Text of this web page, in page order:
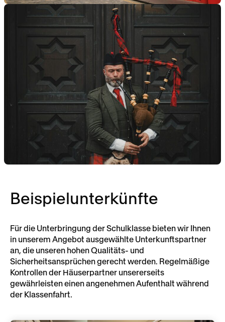
Beispielunterkünfte
Für die Unterbringung der Schulklasse bieten wir Ihnen
in unserem Angebot ausgewählte Unterkunftspartner
an, die unseren hohen Qualitäts- und
Sicherheitsansprüchen gerecht werden. Regelmäßige
Kontrollen der Häuserpartner unsererseits
gewährleisten einen angenehmen Aufenthalt während
der Klassenfahrt.